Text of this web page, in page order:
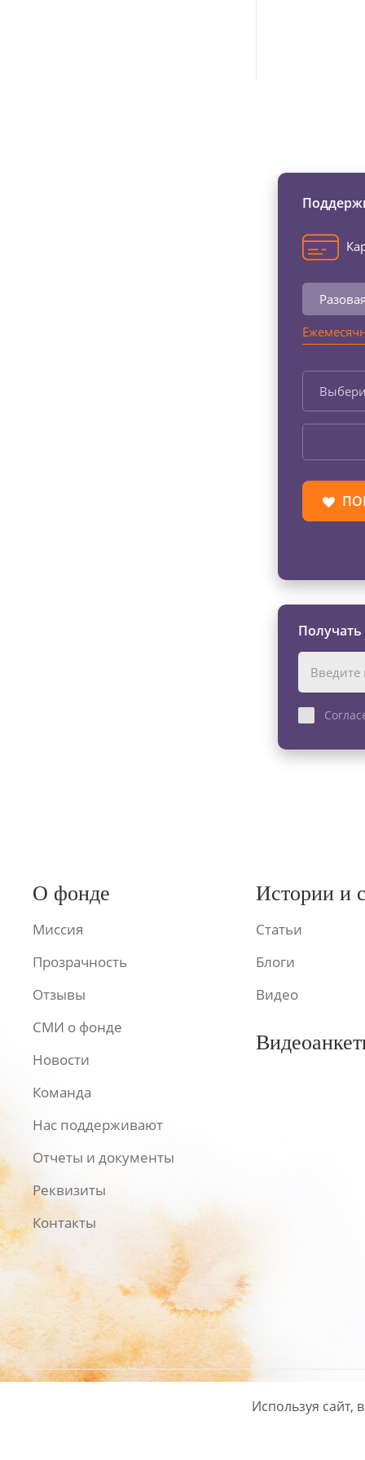
О фонде
Миссия
Прозрачность
Отзывы
СМИ о фонде
Новости
Команда
Нас поддерживают
Отчеты и документы
Реквизиты
Контакты
Истории и
Статьи
Блоги
Видео
Политика
Используя сайт,